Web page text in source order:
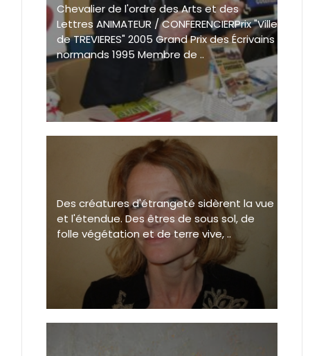
Chevalier de l'ordre des Arts et des
Lettres ANIMATEUR / CONFERENCIERPrix "Ville
de TREVIERES" 2005 Grand Prix des Écrivains
normands 1995 Membre de ..
Des créatures d'étrangeté sidèrent la vue
et l'étendue. Des êtres de sous sol, de
folle végétation et de terre vive, ..